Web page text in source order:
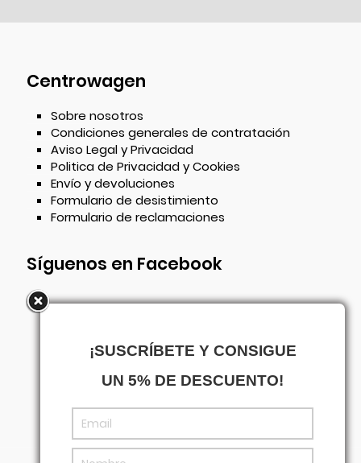
Centrowagen
Sobre nosotros
Condiciones generales de contratación
Aviso Legal y Privacidad
Politica de Privacidad y Cookies
Envío y devoluciones
Formulario de desistimiento
Formulario de reclamaciones
Síguenos en Facebook
¡SUSCRÍBETE Y CONSIGUE
UN 5% DE DESCUENTO!